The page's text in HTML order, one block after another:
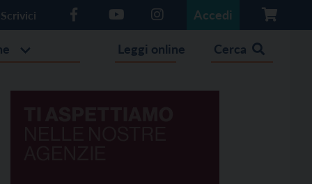
Scrivici Accedi
Leggi online Cerca